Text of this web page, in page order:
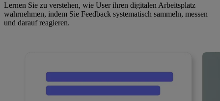
Lernen Sie zu verstehen, wie User ihren digitalen Arbeitsplatz
wahrnehmen, indem Sie Feedback systematisch sammeln, messen
und darauf reagieren.